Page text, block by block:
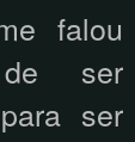
falou
ser
ser